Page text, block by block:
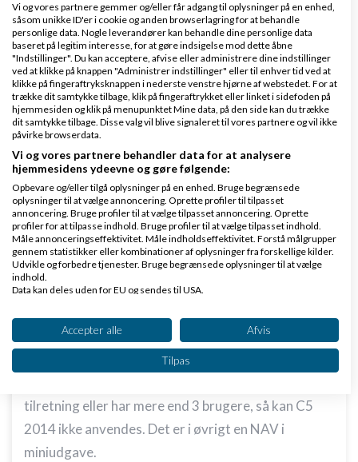
Klaus Laudrup
Svar
Maria FSkrevet21-01-2014kl. 17:20
Regnskabsprogrammet "C5 2014" kan sagtens
håndtere lagerstyring
tilretning eller har mere end 3 brugere, så kan C5
2014 ikke anvendes. Det er i øvrigt en NAV i
miniudgave.
Vi og vores partnere gemmer og/eller får adgang til oplysninger på en enhed,
såsom unikke ID'er i cookie og anden browserlagring for at behandle
personlige data. Nogle leverandører kan behandle dine personlige data
baseret på legitim interesse, for at gøre indsigelse mod dette åbne
"Indstillinger". Du kan acceptere, afvise eller administrere dine indstillinger
ved at klikke på knappen "Administrer indstillinger" eller til enhver tid ved at
klikke på fingeraftryksknappen i nederste venstre hjørne af webstedet. For at
trække dit samtykke tilbage, klik på fingeraftrykket eller linket i sidefoden på
hjemmesiden og klik på menupunktet Mine data, på den side kan du trække
dit samtykke tilbage. Disse valg vil blive signaleret til vores partnere og vil ikke
påvirke browserdata.
Vi og vores partnere behandler data for at analysere
hjemmesidens ydeevne og gøre følgende:
Opbevare og/eller tilgå oplysninger på en enhed. Bruge begrænsede
oplysninger til at vælge annoncering. Oprette profiler til tilpasset
annoncering. Bruge profiler til at vælge tilpasset annoncering. Oprette
profiler for at tilpasse indhold. Bruge profiler til at vælge tilpasset indhold.
Måle annonceringseffektivitet. Måle indholdseffektivitet. Forstå målgrupper
gennem statistikker eller kombinationer af oplysninger fra forskellige kilder.
Udvikle og forbedre tjenester. Bruge begrænsede oplysninger til at vælge
indhold.
Data kan deles uden for EU og sendes til USA.
Se partnerliste (2 IAB-leverandører)
Vi bruger dine data til følgende formål:
IAB's behandlingsformål:
enhed
Bruge begrænsede oplysninger til at vælge
annoncering
Accepter alle Afvis
Tilpas